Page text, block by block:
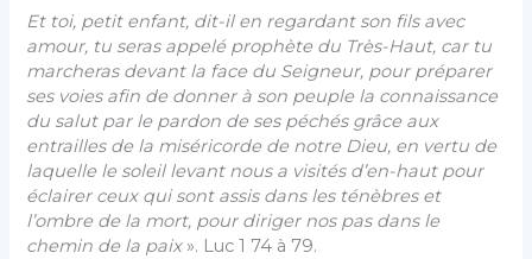
Et toi, petit enfant, dit-il en regardant son fils avec
amour, tu seras appelé prophète du Très-Haut, car tu
marcheras devant la face du Seigneur, pour préparer
ses voies afin de donner à son peuple la connaissance
du salut par le pardon de ses péchés grâce aux
entrailles de la miséricorde de notre Dieu, en vertu de
laquelle le soleil levant nous a visités d’en-haut pour
éclairer ceux qui sont assis dans les ténèbres et
l’ombre de la mort, pour diriger nos pas dans le
chemin de la paix». Luc 1 74 à 79.